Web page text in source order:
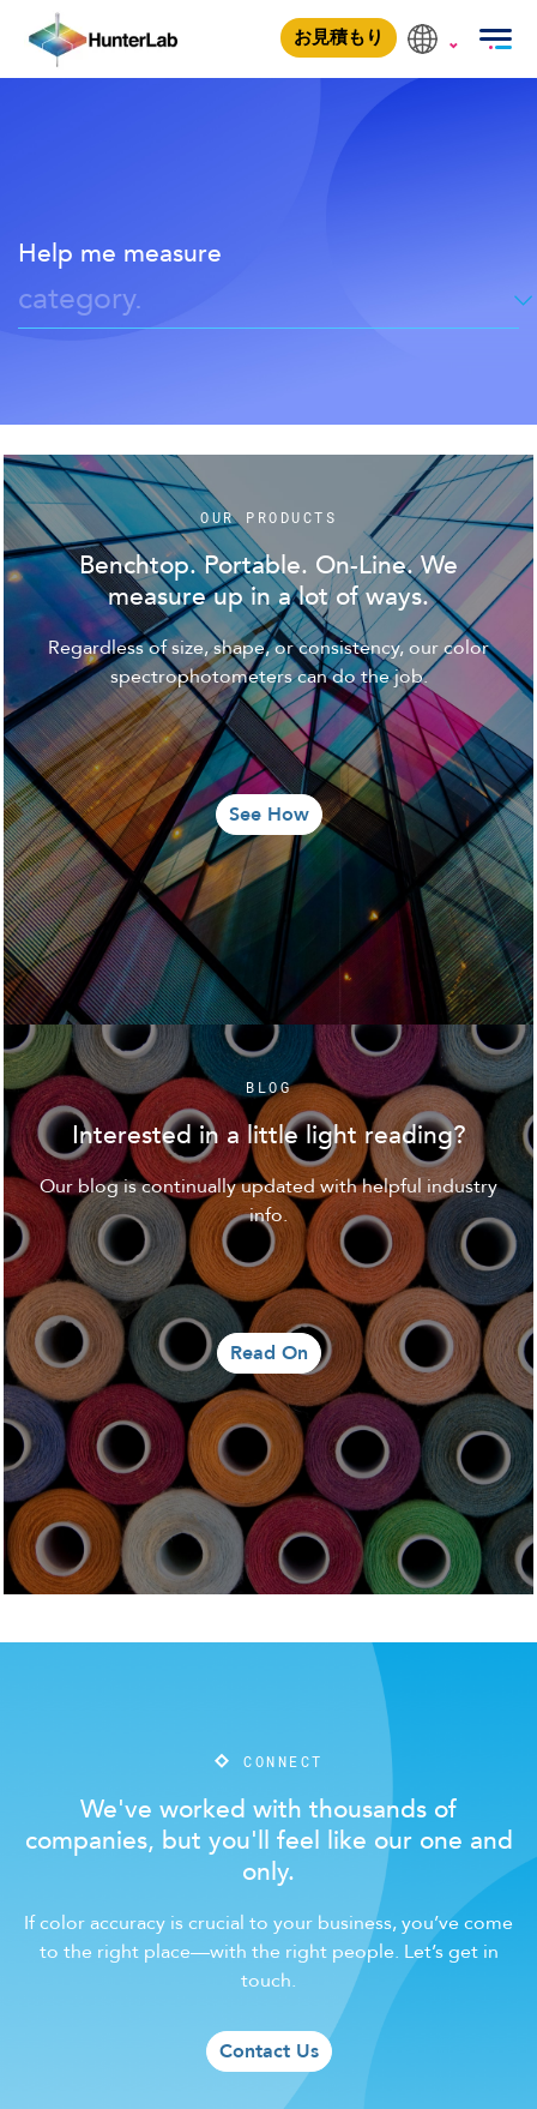
お見積もり
Applications
HUNTERLABについて
Help me measure
category.
OUR PRODUCTS
Benchtop. Portable. On-Line. We
measure up in a lot of ways.
Regardless of size, shape, or consistency, our color
spectrophotometers can do the job.
See How
BLOG
Interested in a little light reading?
Our blog is continually updated with helpful industry
info.
Read On
CONNECT
We've worked with thousands of
companies, but you'll feel like our one and
only.
If color accuracy is crucial to your business, you’ve come
to the right place—with the right people. Let’s get in
touch.
Contact Us